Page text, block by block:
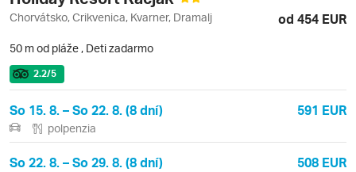
Chorvátsko, Crikvenica, Kvarner, Dramalj od 454 EUR
50 m od pláže , Deti zadarmo
2.2/5
So 15. 8. – So 22. 8. (8 dní) 591 EUR
polpenzia
So 22. 8. – So 29. 8. (8 dní) 508 EUR